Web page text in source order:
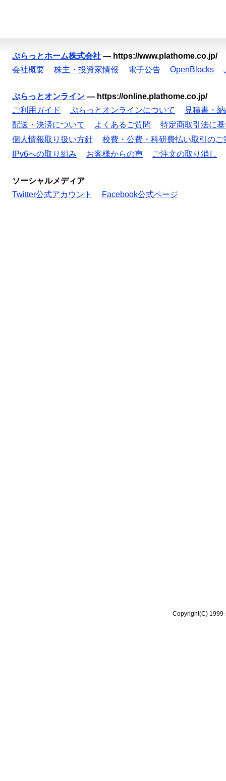
ぷらっとホーム株式会社 — https://www.plathome.co.jp/
会社概要
株主・投資家情報 電子公告 OpenBlocks
ぷらっとオンライン — https://online.plathome.co.jp/
ご利用ガイド
ぷらっとオンラインについて
見積書・
配送・決済について
よくあるご質問
特定商取引法に
個人情報取り扱い方針
校費・公費・科研費払い取引のご
IPv6への取り組み
お客様からの声 ご注文の取り消し
ソーシャルメディア
Twitter公式アカウント
Facebook公式ページ
Copyright(C)